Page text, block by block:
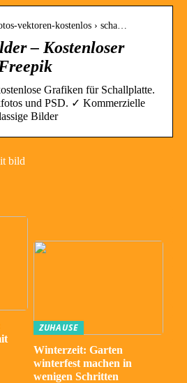
vektoren-kostenlos › scha…
– Kostenloser
Grafiken für Schallplatte.
und PSD. ✓ Kommerzielle
Bilder
bild
ZUHAUSE
Winterzeit: Garten
winterfest machen in
wenigen Schritten